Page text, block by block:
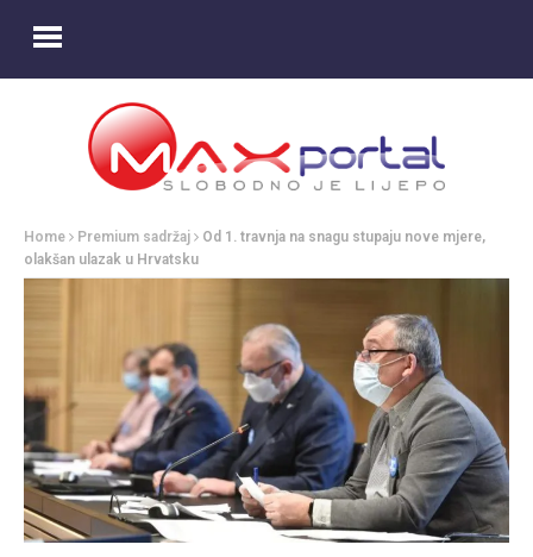
Home Premium sadržaj
Od 1. travnja na snagu stupaju nove mjere,
olakšan ulazak u Hrvatsku